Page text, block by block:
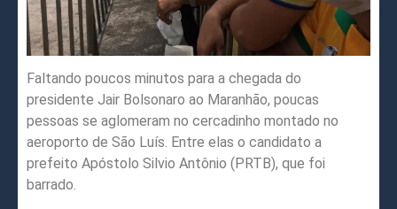
Faltando poucos minutos para a chegada do
presidente Jair Bolsonaro ao Maranhão, poucas
pessoas se aglomeram no cercadinho montado no
aeroporto de São Luís. Entre elas o candidato a
prefeito Apóstolo Silvio Antônio (PRTB), que foi
barrado.